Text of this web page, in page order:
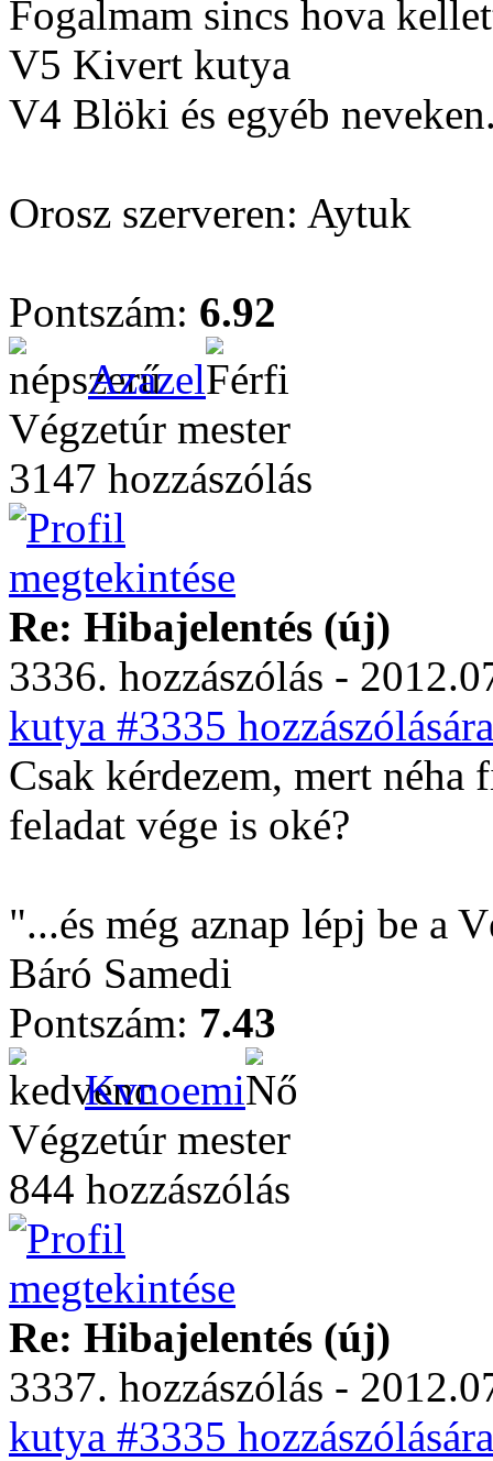
Fogalmam sincs hova
V5 Kivert kutya
V4 Blöki és egyéb
Orosz szerveren: Aytuk
Pontszám: 6.92
Azazel
Végzetúr mester
3147 hozzászólás
Re: Hibajelentés (új)
3336. hozzászólás -
kutya #3335
Csak kérdezem, mert
feladat vége is oké?
"...és még aznap lépj be a
Báró Samedi
Pontszám: 7.43
Kvnoemi
Végzetúr mester
844 hozzászólás
Re: Hibajelentés (új)
3337. hozzászólás -
kutya #3335